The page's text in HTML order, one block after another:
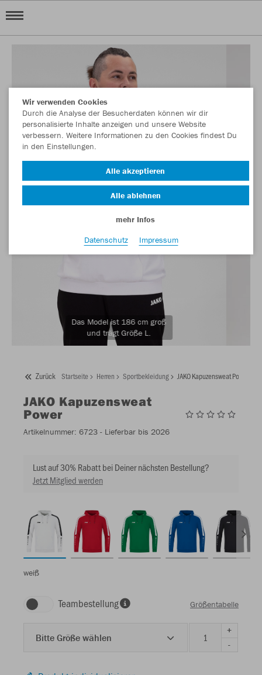
Das Model ist 186 cm groß
und trägt Größe L.
Zurück Startseite Herren Sportbekleidung JAKO Kapuzensweat Power
JAKO Kapuzensweat
Power
Artikelnummer: 6723 - Lieferbar bis 2026
Lust auf 30% Rabatt bei Deiner nächsten Bestellung?
Jetzt Mitglied werden
weiß
Teambestellung Größentabelle
Bitte Größe wählen
+
-
Wir verwenden Cookies
Durch die Analyse der Besucherdaten können wir dir
personalisierte Inhalte anzeigen und unsere Website
verbessern. Weitere Informationen zu den Cookies findest Du
in den Einstellungen.
Alle akzeptieren
Alle ablehnen
mehr Infos
Datenschutz
Impressum